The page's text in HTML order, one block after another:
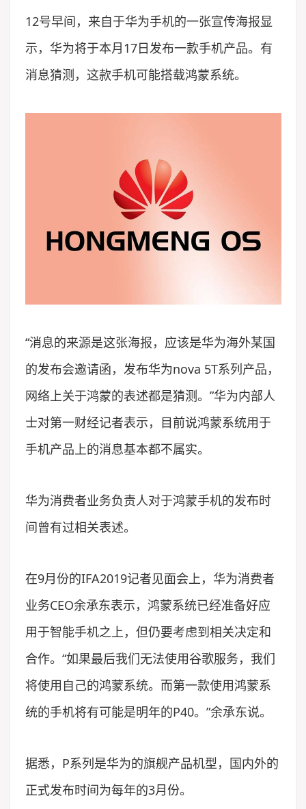
12号早间，来自于华为手机的一张宣传海报显
示，华为将于本月17日发布一款手机产品。有
消息猜测，这款手机可能搭载鸿蒙系统。
“消息的来源是这张海报，应该是华为海外某国
的发布会邀请函，发布华为nova 5T系列产品，
网络上关于鸿蒙的表述都是猜测。”华为内部人
士对第一财经记者表示，目前说鸿蒙系统用于
手机产品上的消息基本都不属实。
华为消费者业务负责人对于鸿蒙手机的发布时
间曾有过相关表述。
在9月份的IFA2019记者见面会上，华为消费者
业务CEO余承东表示，鸿蒙系统已经准备好应
用于智能手机之上，但仍要考虑到相关决定和
合作。“如果最后我们无法使用谷歌服务，我们
将使用自己的鸿蒙系统。而第一款使用鸿蒙系
统的手机将有可能是明年的P40。”余承东说。
据悉，P系列是华为的旗舰产品机型，国内外的
正式发布时间为每年的3月份。